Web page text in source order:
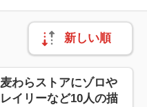
新しい順
麦わらストアにゾロや
レイリーなど10人の描